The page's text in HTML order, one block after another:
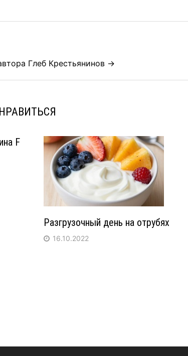
Глеб Крестьянинов →
F
Разгрузочный день на отрубях
16.10.2022